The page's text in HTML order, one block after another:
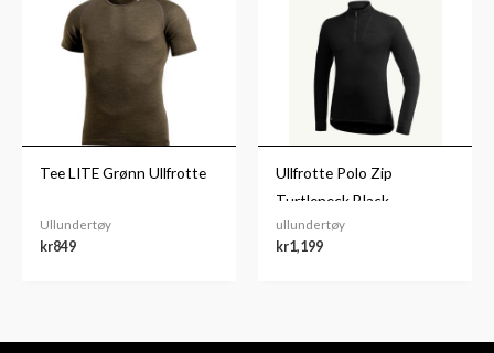
Tee LITE Grønn Ullfrotte
Ullundertøy
kr849
Ullfrotte Polo Zip
Turtleneck Black
ullundertøy
kr1,199